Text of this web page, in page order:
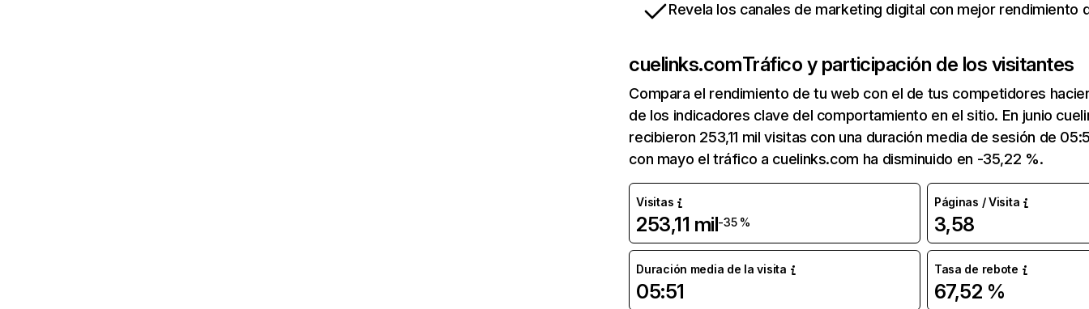
Revela los canales de marketing digital con mejor rendimiento
cuelinks.comTráfico y participación de los visitantes
Compara el rendimiento de tu web con el de tus competidores
de los indicadores clave del comportamiento en el sitio. En junio
recibieron 253,11 mil visitas con una duración media de sesión de
con mayo el tráfico a cuelinks.com ha disminuido en -35,22 %.
Visitas
253,11 mil-35 %
Páginas / Visita
3,58
Duración media de la visita
05:51
Tasa de rebote
67,52 %